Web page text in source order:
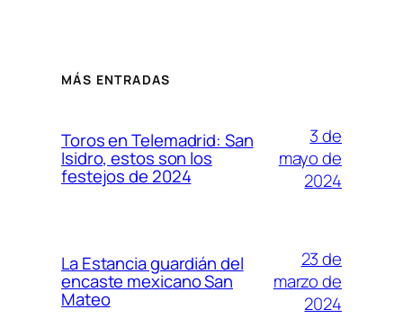
MÁS ENTRADAS
Toros en Telemadrid: San
Isidro, estos son los
festejos de 2024
3 de
mayo de
2024
La Estancia guardián del
encaste mexicano San
Mateo
23 de
marzo de
2024